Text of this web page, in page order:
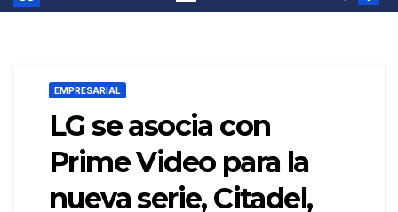
EMPRESARIAL
LG se asocia con
Prime Video para la
nueva serie, Citadel,